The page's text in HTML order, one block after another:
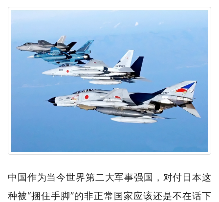
中国作为当今世界第二大军事强国，对付日本这
种被“捆住手脚”的非正常国家应该还是不在话下